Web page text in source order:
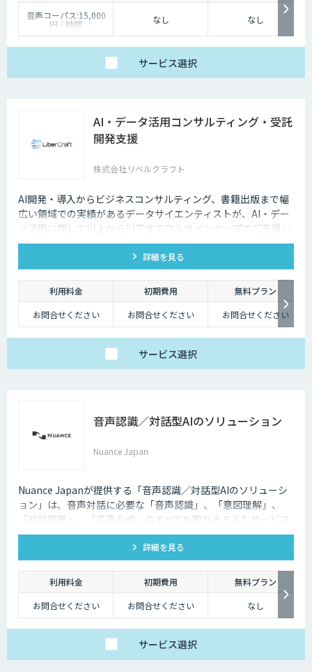
音声コーパス:15,000
円 / 時間
人物写真画像収集:300
なし なし
サービス選択
AI・データ活用コンサルティング・受託
開発支援
株式会社リベルクラフト
AI開発・導入からビジネスコンサルティング、書籍出版まで幅
広い領域での実績があるデータサイエンティストが、AI・デー
タ活用に関して川上から川下までフルラインナップでご支援い
たします。
詳細を見る
利用料金 初期費用
無料プラン
お問合せください
お問合せください お問合せください
サービス選択
音声認識／対話型AIのソリューション
Nuance Japan
Nuance Japanが提供する「音声認識／対話型AIのソリューシ
ョン」は、音声対話に必要な「音声認識」、「意図理解」、
「対話管理」、「音声合成」のすべてを取りそろえたサービス
です。
詳細を見る
利用料金 初期費用
無料プラン
お問合せください
お問合せください なし
サービス選択